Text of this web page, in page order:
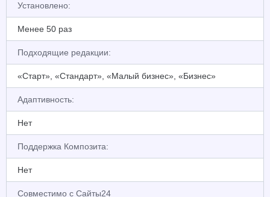
Установлено:
Менее 50 раз
Подходящие редакции:
«Старт», «Стандарт», «Малый бизнес», «Бизнес»
Адаптивность:
Нет
Поддержка Композита:
Нет
Совместимо с Сайты24